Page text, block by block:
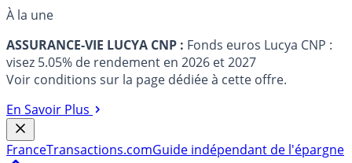
À la une
ASSURANCE-VIE LUCYA CNP : Fonds euros Lucya CNP :
visez 5.05% de rendement en 2026 et 2027
Voir conditions sur la page dédiée à cette offre.
En Savoir Plus
FranceTransactions.comGuide indépendant de l'épargne